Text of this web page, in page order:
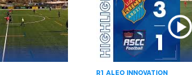
R1 ALEO INNOVATION